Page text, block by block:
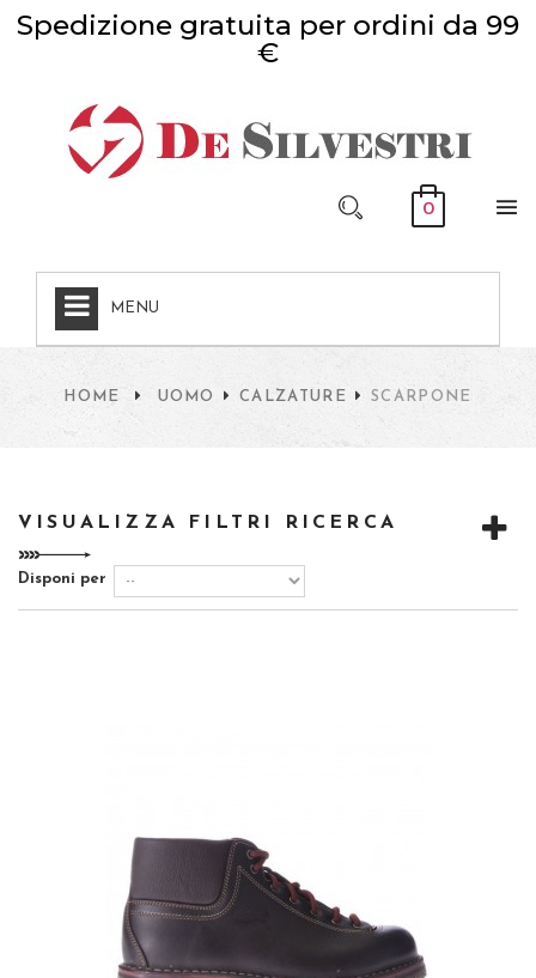
Spedizione gratuita per ordini da 99
€
0
MENU
HOME UOMO CALZATURE SCARPONE
VISUALIZZA FILTRI RICERCA
Disponi per